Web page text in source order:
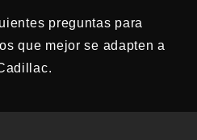
preguntas para
que mejor se adapten a